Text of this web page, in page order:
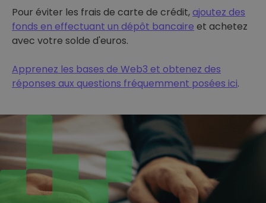
Pour éviter les frais de carte de crédit,ajoutez des
fonds en effectuant un dépôt bancaire et achetez
avec votre solde d'euros.
Apprenez les bases de Web3 et obtenez des
réponses aux questions fréquemment posées ici.